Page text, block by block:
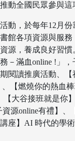
動全國民眾參與這
動，於每年12月份
館各項資源與服務
源，養成良好習慣
－滿血online !」，
期閱讀推廣活動、
【燃燒你的熱血棒
【大谷接班就是你
資源online有禮】、
座】AI 時代的學